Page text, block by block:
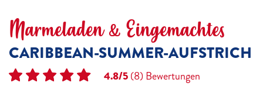
Marmeladen & Eingemachtes
CARIBBEAN-SUMMER-AUFSTRICH
4.8/5(8)Bewertungen